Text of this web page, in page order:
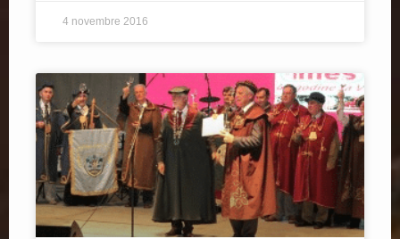
4 novembre 2016